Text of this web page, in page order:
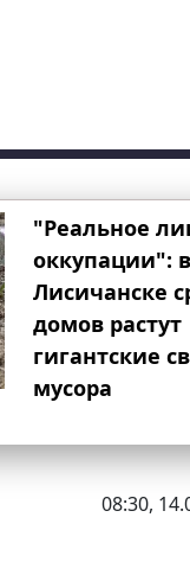
"Реальное
оккупации": в
Лисичанске
домов растут
гигантские
мусора
08:30,